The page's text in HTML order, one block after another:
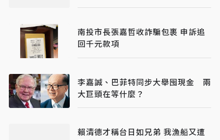
南投市長張嘉哲收詐騙包裹 申訴追
回千元款項
李嘉誠、巴菲特同步大舉囤現金 兩
大巨頭在等什麼？
賴清德才稱台日如兄弟 我漁船又遭